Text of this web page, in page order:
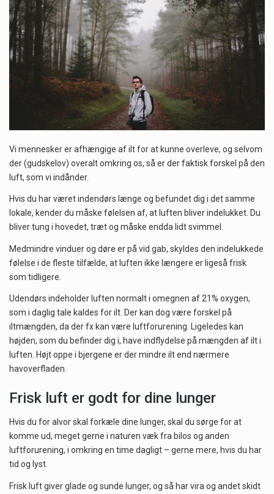
Når det kommer til sundhed og velvære, er der konstante strømme af nye trends og…
Sunde måltidskasser er en fantastisk løsning til dem, der ønsker at opretholde en sund livsstil…
Vi mennesker er afhængige af ilt for at kunne overleve, og selvom
der (gudskelov) overalt omkring os, så er der faktisk forskel på den
luft, som vi indånder.
Hvis du har været indendørs længe og befundet dig i det samme
lokale, kender du måske følelsen af, at luften bliver indelukket. Du
bliver tung i hovedet, træt og måske endda lidt svimmel.
Medmindre vinduer og døre er på vid gab, skyldes den indelukkede
følelse i de fleste tilfælde, at luften ikke længere er ligeså frisk
som tidligere.
Udendørs indeholder luften normalt i omegnen af 21% oxygen,
som i daglig tale kaldes for ilt. Der kan dog være forskel på
iltmængden, da der fx kan være luftforurening. Ligeledes kan
højden, som du befinder dig i, have indflydelse på mængden af ilt i
luften. Højt oppe i bjergene er der mindre ilt end nærmere
havoverfladen.
Frisk luft er godt for dine lunger
Hvis du for alvor skal forkæle dine lunger, skal du sørge for at
komme ud, meget gerne i naturen væk fra bilos og anden
luftforurening, i omkring en time dagligt – gerne mere, hvis du har
tid og lyst.
Frisk luft giver glade og sunde lunger, og så har vira og andet skidt